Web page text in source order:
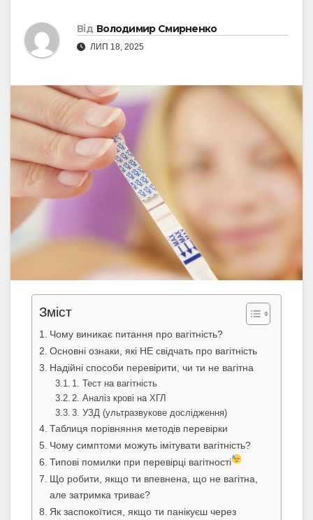
Від Володимир Смирненко
ЛИП 18, 2025
Зміст
Чому виникає питання про вагітність?
Основні ознаки, які НЕ свідчать про вагітність
Надійні способи перевірити, чи ти не вагітна
1. Тест на вагітність
2. Аналіз крові на ХГЛ
3. УЗД (ультразвукове дослідження)
Таблиця порівняння методів перевірки
Чому симптоми можуть імітувати вагітність?
Типові помилки при перевірці вагітності
Що робити, якщо ти впевнена, що не вагітна,
але затримка триває?
Як заспокоїтися, якщо ти панікуєш через